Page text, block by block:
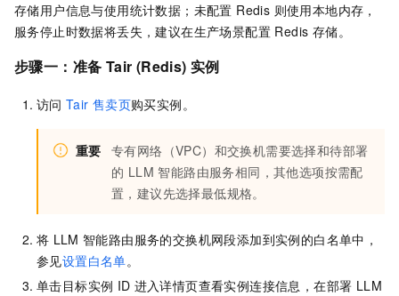
存储用户信息与使用统计数据；未配置 Redis 则使用本地内存，
服务停止时数据将丢失，建议在生产场景配置 Redis 存储。
步骤一：准备 Tair (Redis) 实例
访问 Tair 售卖页购买实例。
重要 专有网络（VPC）和交换机需要选择和待部署
的 LLM 智能路由服务相同，其他选项按需配
置，建议先选择最低规格。
将 LLM 智能路由服务的交换机网段添加到实例的白名单中，
参见设置白名单。
单击目标实例 ID 进入详情页查看实例连接信息，在部署 LLM